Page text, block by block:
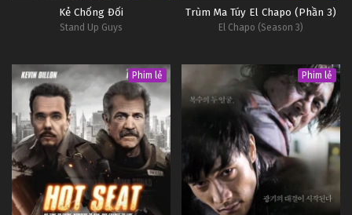
Kẻ Chống Đối
Stand Up Guys
Trùm Ma Túy El Chapo (Phần 3)
El Chapo (Season 3)
Phim lẻ Phim lẻ